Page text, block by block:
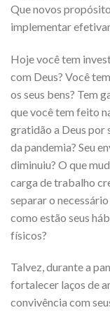
Que novos
implementar
Hoje você tem
com Deus? Você
os seus bens? Tem
que você tem feito
gratidão a Deus por
da pandemia? Seu
diminuiu? O que
carga de trabalho
separar o
como estão seus
físicos?
Talvez, durante a
fortalecer laços de
convivência com